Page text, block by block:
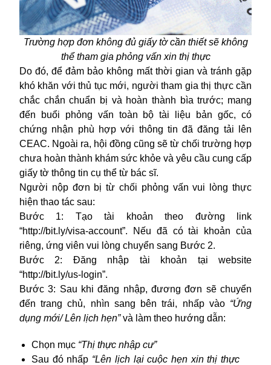
Trường hợp đơn không đủ giấy tờ cần thiết sẽ không
thể tham gia phỏng vấn xin thị thực
Do đó, để đảm bảo không mất thời gian và tránh gặp
khó khăn với thủ tục mới, người tham gia thị thực cần
chắc chắn chuẩn bị và hoàn thành bìa trước; mang
đến buổi phỏng vấn toàn bộ tài liệu bản gốc, có
chứng nhận phù hợp với thông tin đã đăng tải lên
CEAC. Ngoài ra, hội đồng cũng sẽ từ chối trường hợp
chưa hoàn thành khám sức khỏe và yêu cầu cung cấp
giấy tờ thông tin cụ thể từ bác sĩ.
Người nộp đơn bị từ chối phỏng vấn vui lòng thực
hiện thao tác sau:
Bước 1: Tạo tài khoản theo đường link
“http://bit.ly/visa-account”. Nếu đã có tài khoản của
riêng, ứng viên vui lòng chuyển sang Bước 2.
Bước 2: Đăng nhập tài khoản tại website
“http://bit.ly/us-login”.
Bước 3: Sau khi đăng nhập, đương đơn sẽ chuyển
đến trang chủ, nhìn sang bên trái, nhấp vào “Ứng
dụng mới/ Lên lịch hẹn”và làm theo hướng dẫn:
Chọn mục “Thị thực nhập cư”
Sau đó nhấp “Lên lịch lại cuộc hẹn xin thị thực